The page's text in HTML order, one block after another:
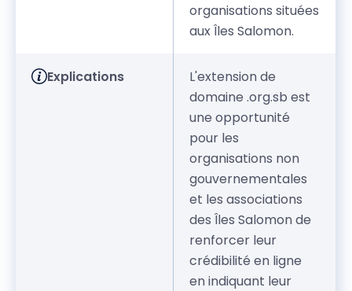
organisations situées
aux Îles Salomon.
Explications
L'extension de
domaine .org.sb est
une opportunité
pour les
organisations non
gouvernementales
et les associations
des Îles Salomon de
renforcer leur
crédibilité en ligne
en indiquant leur